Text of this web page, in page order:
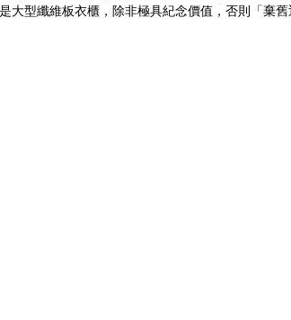
大型纖維板衣櫃，除非極具紀念價值，否則「棄舊